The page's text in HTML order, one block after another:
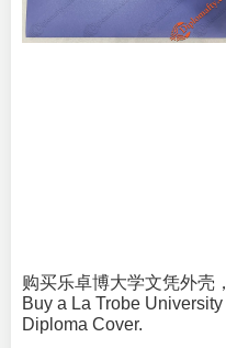
购买乐卓博大学文凭外壳，
Buy a La Trobe University
Diploma Cover.